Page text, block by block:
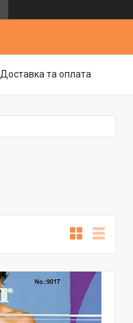
Доставка та оплата